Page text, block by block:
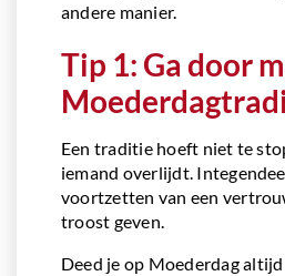
andere manier.
Tip 1: Ga door
Een traditie hoeft niet te
iemand overlijdt.
voortzetten van een
troost geven.
Deed je op Moederdag